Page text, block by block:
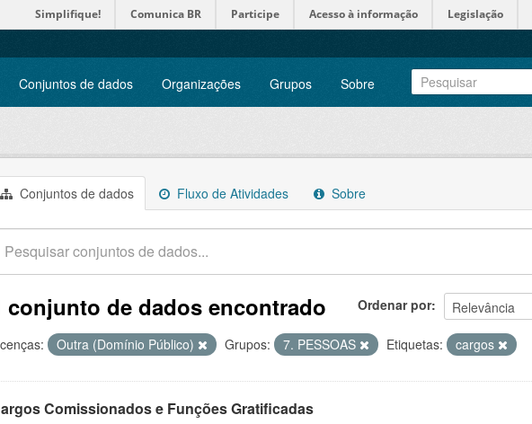
Simplifique! Comunica BR Participe Acesso à informação Legislação
Conjuntos de dados Organizações Grupos Sobre
Conjuntos de dados Fluxo de Atividades Sobre
Ordenar por
conjunto de dados encontrado
Outra (Domínio Público) Grupos: 7. PESSOAS Etiquetas: cargos
Comissionados e Funções Gratificadas